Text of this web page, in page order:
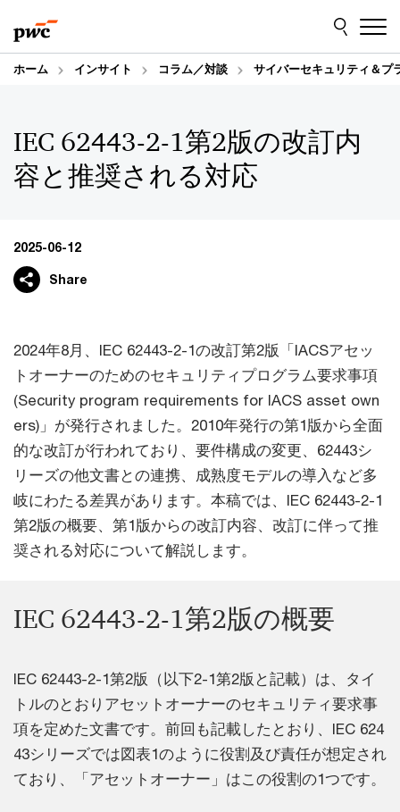
to
content
to
footer
ホーム インサイト コラム／対談 サイバーセキュリティ＆プ
IEC 62443-2-1第2版の改訂内
容と推奨される対応
2025-06-12
Share
2024年8月、IEC 62443-2-1の改訂第2版「IACSアセッ
トオーナーのためのセキュリティプログラム要求事項
(Security program requirements for IACS asset own
ers)」が発行されました。2010年発行の第1版から全面
的な改訂が行われており、要件構成の変更、62443シ
リーズの他文書との連携、成熟度モデルの導入など多
岐にわたる差異があります。本稿では、IEC 62443-2-1
第2版の概要、第1版からの改訂内容、改訂に伴って推
奨される対応について解説します。
IEC 62443-2-1第2版の概要
IEC 62443-2-1第2版（以下2-1第2版と記載）は、タイ
トルのとおりアセットオーナーのセキュリティ要求事
項を定めた文書です。前回も記載したとおり、IEC 624
43シリーズでは図表1のように役割及び責任が想定され
ており、「アセットオーナー」はこの役割の1つです。